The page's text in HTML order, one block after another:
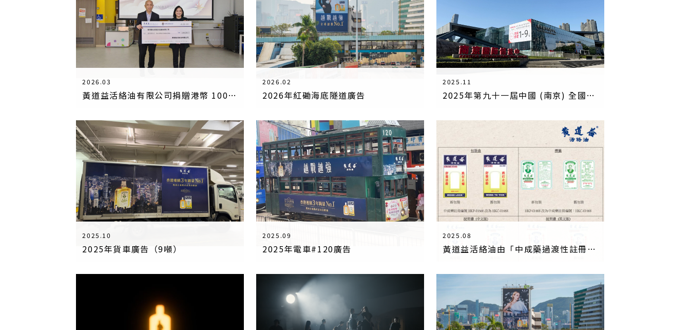
2026.03
黃道益活絡油有限公司捐贈港幣 100 萬及活絡油 支持聖公會大埔火災支援工作
2026.02
2026年紅磡海底隧道廣告
2025.11
2025年第九十一屆中國 (南京) 全國藥品交易會
2025.10
2025年貨車廣告（9噸）
2025.09
2025年電車#120廣告
2025.08
黃道益活絡油由「中成藥過渡性註冊編號」HKP-01668 轉為「中成藥正式註冊編號」HKC-01668